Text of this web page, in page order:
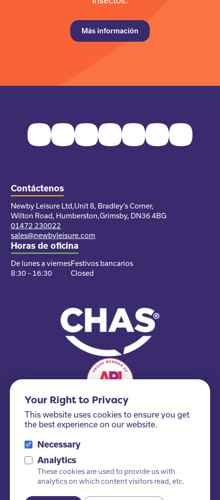
Más información
FacebookTwitter InstagramYoutubePinterestLinkedInTikTok
Contáctenos
Newby Leisure Ltd,Unit 8, Bradley’s Corner,
Wilton Road, Humberston,Grimsby, DN36 4BG
01472 230022
sales@newbyleisure.com
Horas de oficina
De lunes a viernes
8:30 – 16:30
Festivos bancarios
Closed
Please ask us about our FSC® certified products!
Your Right to Privacy
This website uses cookies to ensure you get
the best experience on our website.
Necessary
Analytics
These cookies are used to provide us with
analytics on which content visitors read, etc.